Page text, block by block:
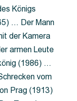
Königs
… Der Mann
der Kamera
armen Leute
(1986) …
vom
Prag (1913)